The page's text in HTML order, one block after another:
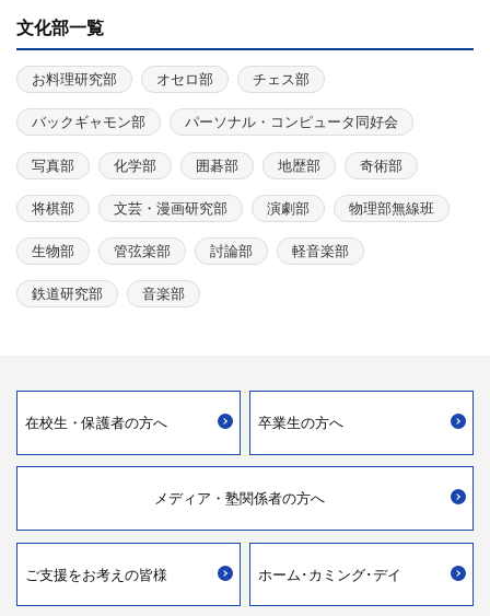
文化部一覧
お料理研究部 オセロ部 チェス部
バックギャモン部 パーソナル・コンピュータ同好会
写真部 化学部 囲碁部 地歴部 奇術部
将棋部 文芸・漫画研究部 演劇部 物理部無線班
生物部 管弦楽部 討論部 軽音楽部
鉄道研究部 音楽部
在校生・保護者の方へ 卒業生の方へ
メディア・ 塾関係者の方へ
ご支援をお考えの皆様 ホーム･カミング･デイ